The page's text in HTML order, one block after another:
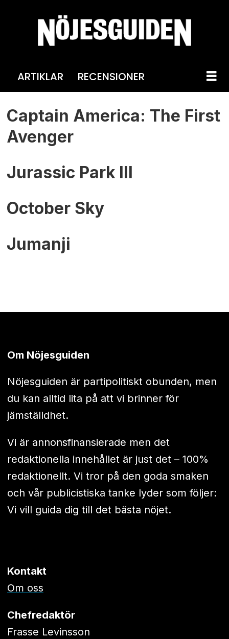
ARTIKLAR RECENSIONER
Tag:
joe
Captain America: The First
Avenger
Jurassic Park III
October Sky
Jumanji
Om Nöjesguiden
Nöjesguiden är partipolitiskt obunden, men
du kan alltid lita på att vi brinner för
jämställdhet.
Vi är annonsfinansierade men det
redaktionella innehållet är just det – 100%
redaktionellt. Vi tror på den goda smaken
och vår publicistiska tanke lyder som följer:
Vi vill guida dig till det bästa nöjet.
Kontakt
Om oss
Chefredaktör
Frasse Levinsson